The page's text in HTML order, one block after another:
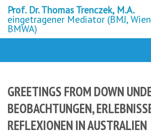
Prof. Dr. Thomas Trenczek, M.A.
eingetragener Mediator (BMJ,
BMWA)
GREETINGS FROM DOWN
BEOBACHTUNGEN,
REFLEXIONEN IN AUSTRALIEN